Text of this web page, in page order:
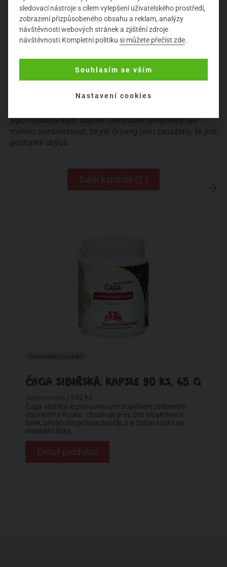
zjednodušujeme opravdu na skupinu přídavných a
podstatných jmen a také je posouváme dál do dalšího
významu. Důležitý je zaprvé poměr yinu a yangu ve
smyslu chladu/vlhka a tepla/sucha v těle, který se může
tento koncept přenesen na plné orgány, kde reprezentuje
energii, vitalitu a plnost. Tělesné orgány by ideálně měly
yin nebo yang nebo oba poklesnou jeho vyčerpáním,
jejich hladina musí doplnit. Chronické symptomy tak
mohou symbolizovat, že yin či yang jsou zasaženy, že jich
postupně ubývá.
Další kapitola (2.)
ČAGA SIBIŘSKÁ, KAPSLE 90 KS, 45 G
/ 952 Kč
Čaga sibiřská je potravinovým doplňkem oblíbeným
obzvláště v Rusku. Obsahuje přes 200 bioaktivních
látek, především polysacharidy, a je bohatá také na
minerální látky.
Detail produktu
sledovací nástroje s cílem vylepšení uživatelského prostředí,
zobrazení přizpůsobeného obsahu a reklam, analýzy
návštěvnosti webových stránek a zjištění zdroje
návštěvnosti.Kompletní politikusi můžete přečíst zde.
Souhlasím se vším
Nastavení cookies